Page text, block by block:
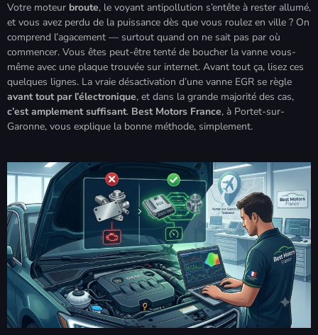
Votre moteur broute, le voyant antipollution s’entête à rester allumé,
et vous avez perdu de la puissance dès que vous roulez en ville ? On
comprend l’agacement — surtout quand on ne sait pas par où
commencer. Vous êtes peut-être tenté de boucher la vanne vous-
même avec une plaque trouvée sur internet. Avant tout ça, lisez ces
quelques lignes. La vraie désactivation d’une vanne EGR se règle
avant tout par l’électronique, et dans la grande majorité des cas,
c’est amplement suffisant. Best Motors France, à Portet-sur-
Garonne, vous explique la bonne méthode, simplement.